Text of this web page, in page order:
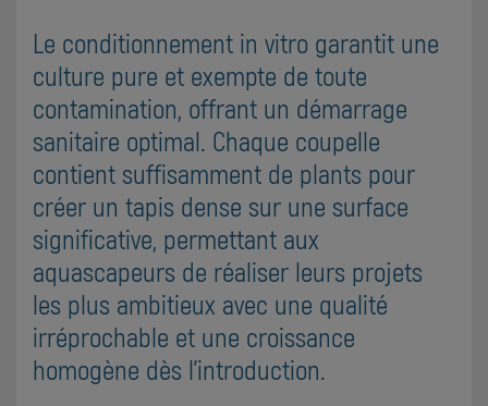
Le conditionnement in vitro garantit une
culture pure et exempte de toute
contamination, offrant un démarrage
sanitaire optimal. Chaque coupelle
contient suffisamment de plants pour
créer un tapis dense sur une surface
significative, permettant aux
aquascapeurs de réaliser leurs projets
les plus ambitieux avec une qualité
irréprochable et une croissance
homogène dès l'introduction.